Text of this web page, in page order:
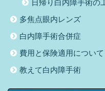
日帰り白内障手術の
多焦点眼内レンズ
白内障手術合併症
費用と保険適用について
教えて白内障手術